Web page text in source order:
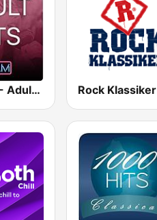
Beam FM - Adult Hits Rock Klassiker